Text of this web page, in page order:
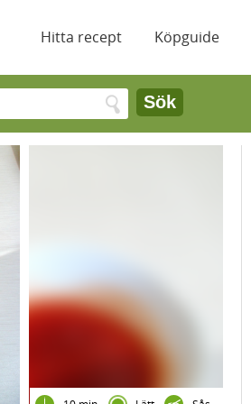
Hitta recept Köpguide
Sök